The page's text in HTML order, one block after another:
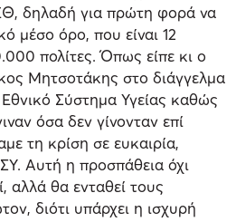
δηλαδή για πρώτη φορά να
μέσο όρο, που είναι 12
πολίτες. Όπως είπε κι ο
Μητσοτάκης στο διάγγελμα
Σύστημα Υγείας καθώς
όσα δεν γίνονταν επί
τη κρίση σε ευκαιρία,
Αυτή η προσπάθεια όχι
αλλά θα ενταθεί τους
διότι υπάρχει η ισχυρή